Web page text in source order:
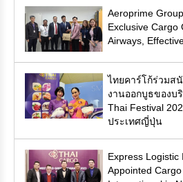
Aeroprime
Exclusive Cargo
Airways,
ไทยคาร์โก้ร่วมส
งานออกบูธของบ
Thai Festival
ประเทศญี่ปุ่น
Express Logistic
Appointed